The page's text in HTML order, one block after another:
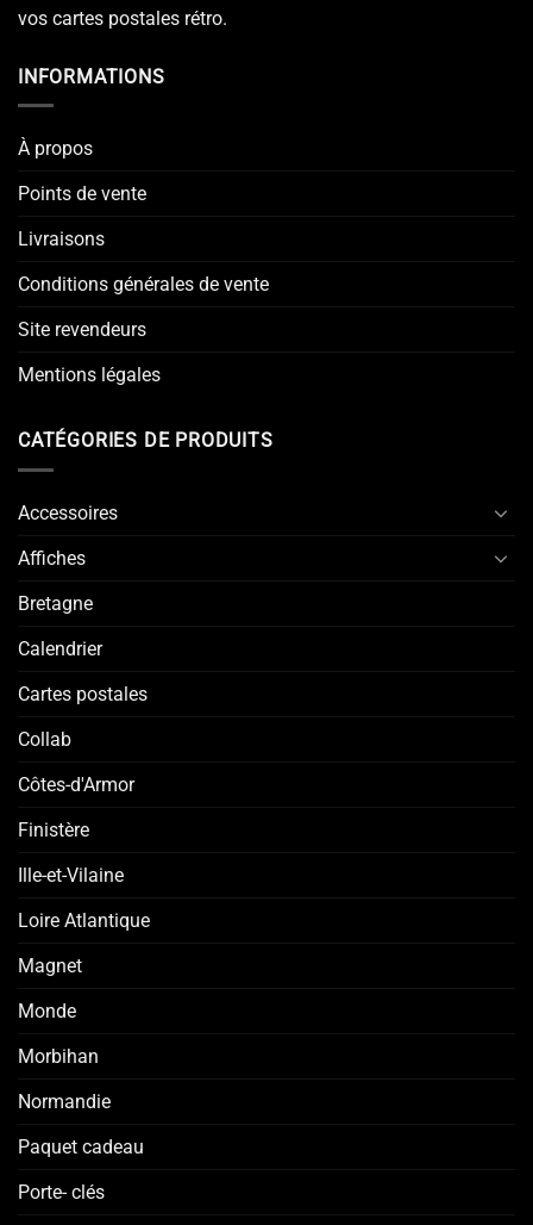
vos cartes postales rétro.
INFORMATIONS
À propos
Points de vente
Livraisons
Conditions générales de vente
Site revendeurs
Mentions légales
CATÉGORIES DE PRODUITS
Accessoires
Affiches
Bretagne
Calendrier
Cartes postales
Collab
Côtes-d'Armor
Finistère
Ille-et-Vilaine
Loire Atlantique
Magnet
Monde
Morbihan
Normandie
Paquet cadeau
Porte- clés